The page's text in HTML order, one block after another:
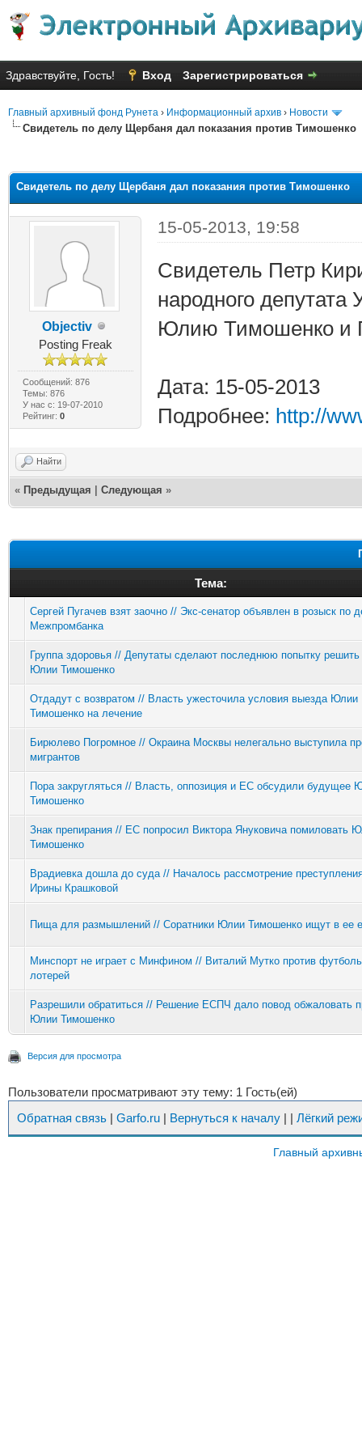
Здравствуйте, Гость! Вход Зарегистрироваться
Главный архивный фонд Рунета › Информационный архив › Новости
Свидетель по делу Щербаня дал показания против Тимошенко
Свидетель по делу Щербаня дал показания против Тимошенко
Objectiv
Posting Freak
Сообщений: 876
Темы: 876
У нас с: 19-07-2010
Рейтинг: 0
15-05-2013, 19:58
Свидетель Петр
народного
Юлию Тимошенко и
Дата: 15-05-2013
Подробнее: http://
Найти
« Предыдущая Следующая »
Тема:
Сергей Пугачев взят заочно // Экс-сенатор объявлен в розыск по
Межпромбанка
Группа здоровья // Депутаты сделают последнюю попытку решить
Юлии Тимошенко
Отдадут с возвратом // Власть ужесточила условия выезда Юлии
Тимошенко на лечение
Бирюлево Погромное // Окраина Москвы нелегально выступила
мигрантов
Пора закругляться // Власть, оппозиция и ЕС обсудили будущее
Тимошенко
Знак препирания // ЕС попросил Виктора Януковича помиловать
Тимошенко
Врадиевка дошла до суда // Началось рассмотрение
Ирины Крашковой
Пища для размышлений // Соратники Юлии Тимошенко ищут в ее
Минспорт не играет с Минфином // Виталий Мутко против
лотерей
Разрешили обратиться // Решение ЕСПЧ дало повод обжаловать
Юлии Тимошенко
Версия для просмотра
Пользователи просматривают эту тему: 1 Гость(ей)
Обратная связь | Garfo.ru | Вернуться к началу | | Лёгкий
Главный